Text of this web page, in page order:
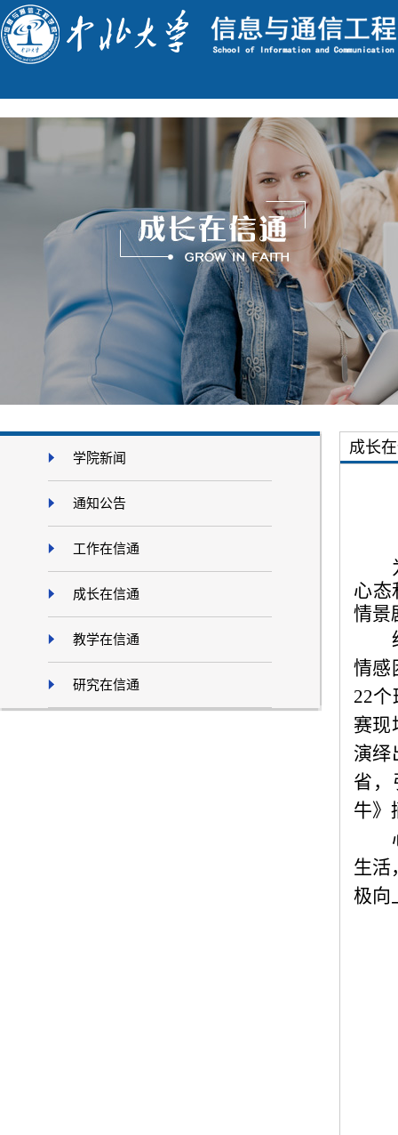
学院新闻
通知公告
工作在信通
成长在信通
教学在信通
研究在信通
成长
心态
情景
情感
22
赛现
演绎
省，
牛》
生活
极向